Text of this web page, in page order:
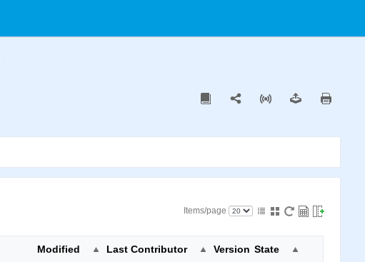
Items/page
Modified Last Contributor Version State